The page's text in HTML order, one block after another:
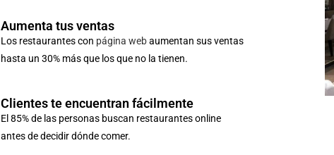
Aumenta tus ventas
Los restaurantes con página webaumentan sus ventas
hasta un 30% más que los que no la tienen.
Clientes te encuentran fácilmente
El 85% de las personas buscan restaurantes online
antes de decidir dónde comer.